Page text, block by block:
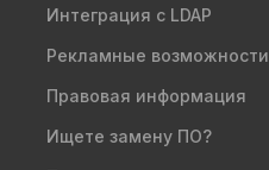
Интеграция с LDAP
Рекламные возможности
Правовая информация
Ищете замену ПО?